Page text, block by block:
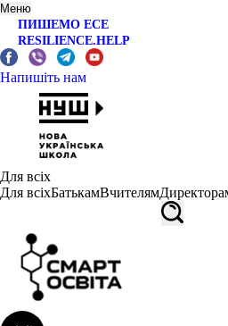
Меню
ПИШЕМО ЕСЕ
RESILIENCE.HELP
Напишіть нам
Для всіх
Для всіхБатькамВчителям